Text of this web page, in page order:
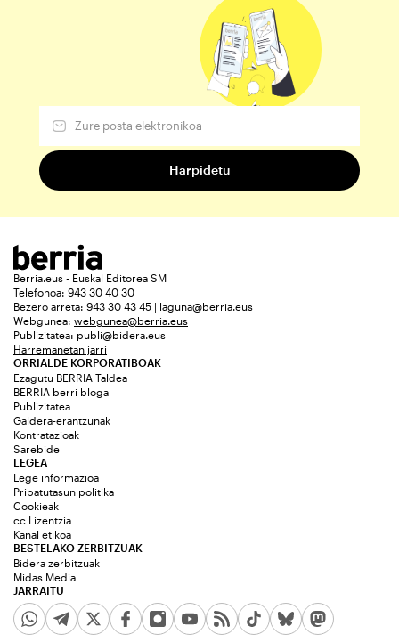
Berria.eus - Euskal Editorea SM
Telefonoa: 943 30 40 30
Bezero arreta: 943 30 43 45 | laguna@berria.eus
Webgunea: webgunea@berria.eus
Publizitatea: publi@bidera.eus
Harremanetan jarri
ORRIALDE KORPORATIBOAK
Ezagutu BERRIA Taldea
BERRIA berri bloga
Publizitatea
Galdera-erantzunak
Kontratazioak
Sarebide
JARRAITU
LEGEA
Lege informazioa
Pribatutasun politika
Cookieak
cc Lizentzia
Kanal etikoa
BESTELAKO ZERBITZUAK
Bidera zerbitzuak
Midas Media